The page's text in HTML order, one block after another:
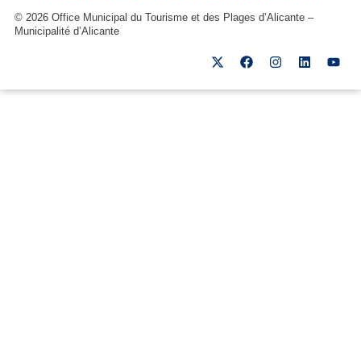
© 2026 Office Municipal du Tourisme et des Plages d’Alicante –
Municipalité d’Alicante